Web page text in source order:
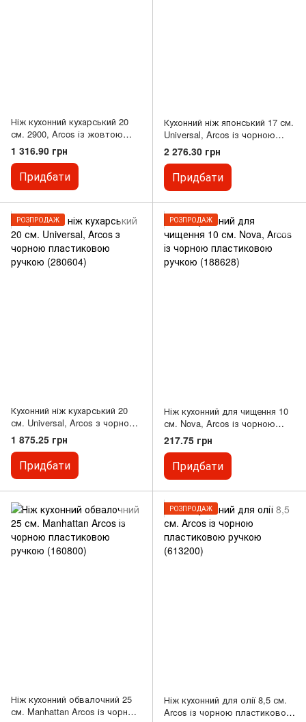
Ніж кухонний кухарський 20
см. 2900, Arcos із жовтою
пластиковою ручкою (292100)
1 316.90 грн
Придбати
Кухонний ніж японський 17 см.
Universal, Arcos із чорною
пластиковою ручкою (286004)
2 276.30 грн
Придбати
РОЗПРОДАЖ
Кухонний ніж кухарський 20
см. Universal, Arcos з чорною
пластиковою ручкою (280604)
1 875.25 грн
Придбати
РОЗПРОДАЖ
Ніж кухонний для чищення 10
см. Nova, Arcos із чорною
пластиковою ручкою (188628)
217.75 грн
Придбати
Ніж кухонний обвалочний 25
см. Manhattan Arcos із чорною
РОЗПРОДАЖ
Ніж кухонний для олії 8,5 см.
Arcos із чорною пластиковою